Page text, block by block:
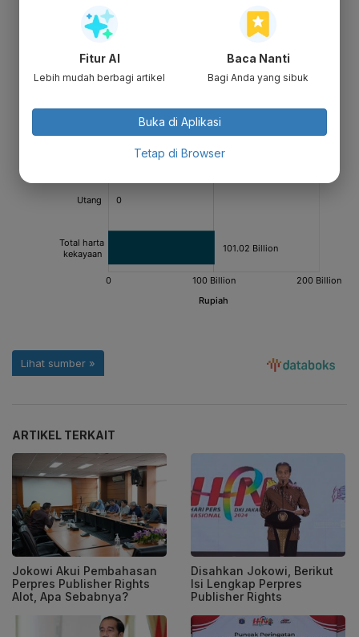
ARTIKEL TERKAIT
Jokowi Akui Pembahasan
Perpres Publisher Rights
Alot, Apa Sebabnya?
Disahkan Jokowi, Berikut
Isi Lengkap Perpres
Publisher Rights
Fitur AI
Lebih mudah berbagi artikel
Baca Nanti
Bagi Anda yang sibuk
Buka di Aplikasi
Tetap di Browser